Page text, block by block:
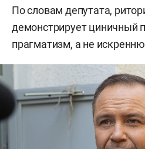
По словам депутата,
демонстрирует циничный
прагматизм, а не